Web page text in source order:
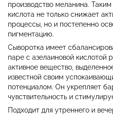
производство меланина.
кислота не только снижает
процессы, но и постепенно
пигментацию.
Сыворотка имеет
паре с азелаиновой кислотой
активное вещество,
известной своим
потенциалом. Он укрепляет
чувствительность и
Подходит для утреннего и